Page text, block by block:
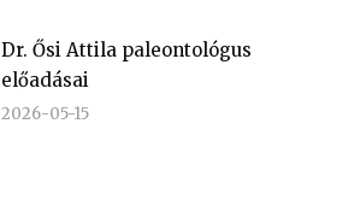
Dr. Ősi Attila paleontológus
előadásai
2026-05-15